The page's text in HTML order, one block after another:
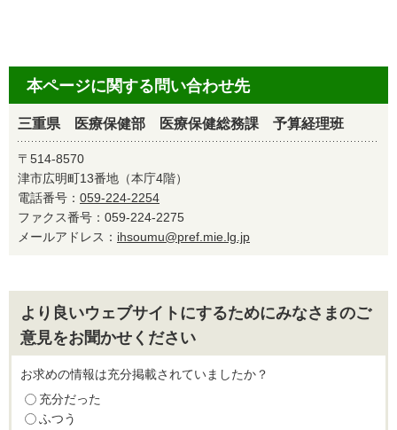
本ページに関する問い合わせ先
三重県 医療保健部 医療保健総務課 予算経理班
〒514-8570
津市広明町13番地（本庁4階）
電話番号： 059-224-2254
ファクス番号：059-224-2275
メールアドレス： ihsoumu@pref.mie.lg.jp
より良いウェブサイトにするためにみなさまのご
意見をお聞かせください
お求めの情報は充分掲載されていましたか？
充分だった
ふつう